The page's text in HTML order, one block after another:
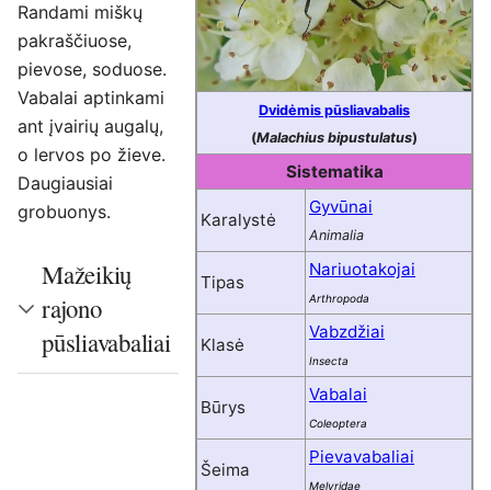
Dvidėmis pūsliavabalis
(Malachius bipustulatus)
Sistematika
Karalystė
Gyvūnai
Animalia
Tipas
Nariuotakojai
Arthropoda
Klasė
Vabzdžiai
Insecta
Būrys
Vabalai
Coleoptera
Šeima
Pievavabaliai
Melyridae
Randami miškų
pakraščiuose,
pievose, soduose.
Vabalai aptinkami
ant įvairių augalų,
o lervos po žieve.
Daugiausiai
grobuonys.
Mažeikių
rajono
pūsliavabaliai